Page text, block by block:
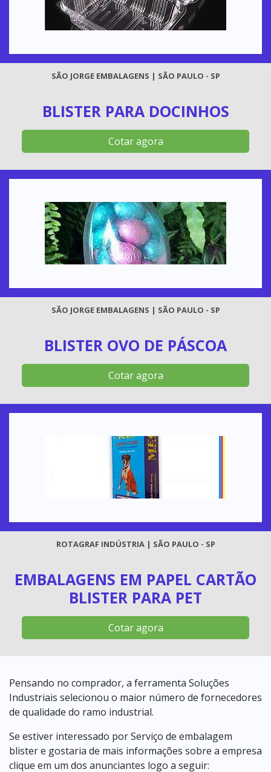
SÃO JORGE EMBALAGENS | SÃO PAULO - SP
BLISTER PARA DOCINHOS
Cotar agora
SÃO JORGE EMBALAGENS | SÃO PAULO - SP
BLISTER OVO DE PÁSCOA
Cotar agora
ROTAGRAF INDÚSTRIA | SÃO PAULO - SP
EMBALAGENS EM PAPEL CARTÃO
BLISTER PARA PET
Cotar agora
Pensando no comprador, a ferramenta Soluções
Industriais selecionou o maior número de fornecedores
de qualidade do ramo industrial.
Se estiver interessado por Serviço de embalagem
blister e gostaria de mais informações sobre a empresa
clique em um dos anunciantes logo a seguir: